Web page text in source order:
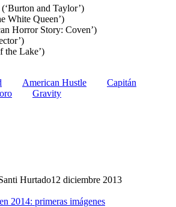
and Taylor’)
White Queen’)
Horror Story: Coven’)
the Lake’)
American Hustle
Capitán
Gravity
Hurtado12 diciembre 2013
2014: primeras imágenes